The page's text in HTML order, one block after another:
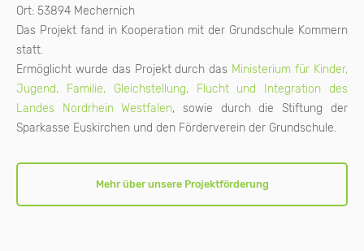
Ort: 53894 Mechernich
Das Projekt fand in Kooperation mit der Grundschule Kommern
statt.
Ermöglicht wurde das Projekt durch das Ministerium für Kinder,
Jugend, Familie, Gleichstellung, Flucht und Integration des
Landes Nordrhein Westfalen, sowie durch die Stiftung der
Sparkasse Euskirchen und den Förderverein der Grundschule.
Mehr über unsere Projektförderung